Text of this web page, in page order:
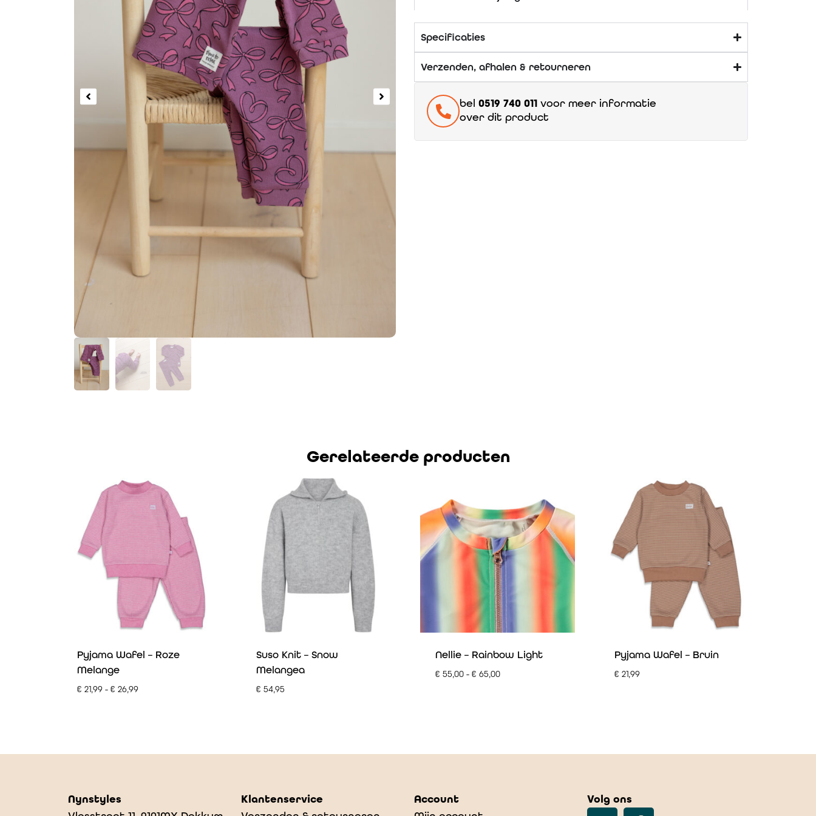
Specificaties
Verzenden, afhalen & retourneren
bel 0519 740 011 voor meer informatie
over dit product
Gerelateerde producten
Pyjama Wafel – Roze
Melange
€ 21,99 - € 26,99
Suso Knit – Snow
Melangea
€ 54,95
Nellie – Rainbow Light
€ 55,00 - € 65,00
Pyjama Wafel – Bruin
€ 21,99
Nynstyles Klantenservice Account Volg ons